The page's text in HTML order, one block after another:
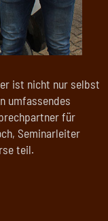
ist nicht nur selbst
umfassendes
für
Seminarleiter
teil.